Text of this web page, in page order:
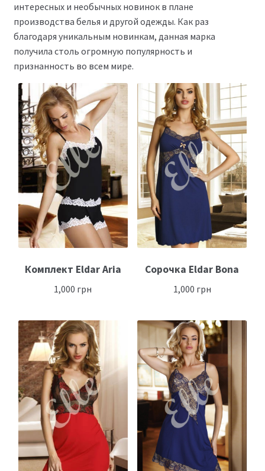
интересных и необычных новинок в плане
производства белья и другой одежды. Как раз
благодаря уникальным новинкам, данная марка
получила столь огромную популярность и
признанность во всем мире.
Комплект Eldar Aria
1,000 грн
Сорочка Eldar Bona
1,000 грн